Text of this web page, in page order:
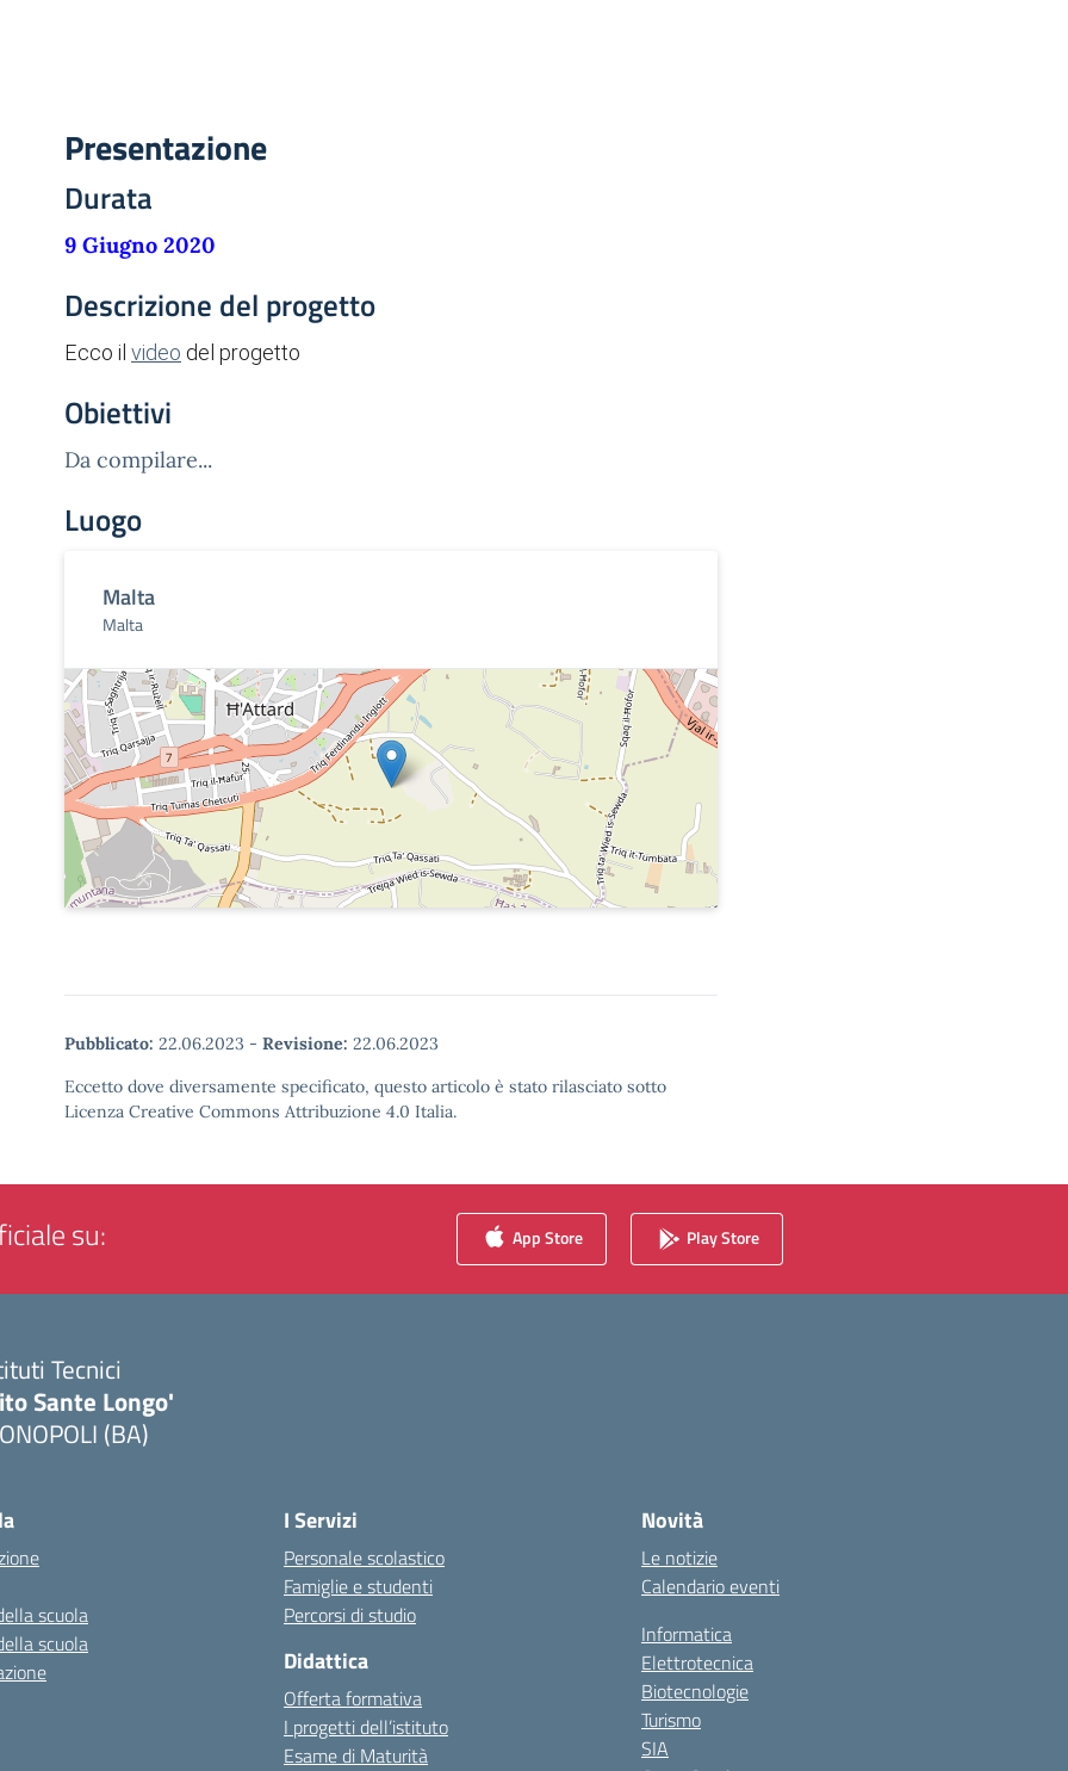
Presentazione
Durata
9 Giugno 2020
Descrizione del progetto
Ecco il video del progetto
Obiettivi
Da compilare...
Luogo
Malta
Malta
Pubblicato: 22.06.2023 - Revisione: 22.06.2023
Eccetto dove diversamente specificato, questo articolo è stato rilasciato sotto
Licenza Creative Commons Attribuzione 4.0 Italia.
su: App Store Play Store
Tecnici
Sante Longo'
(BA)
scuola
scuola
I Servizi
Personale scolastico
Famiglie e studenti
Percorsi di studio
Didattica
Offerta formativa
I progetti dell’istituto
Esame di Maturità
Novità
Le notizie
Calendario eventi
Informatica
Elettrotecnica
Biotecnologie
Turismo
SIA